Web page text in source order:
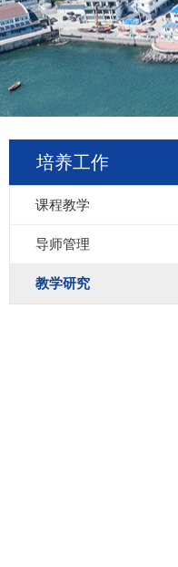
培养工作
课程教学
导师管理
教学研究